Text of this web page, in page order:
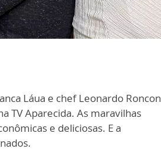
Láua e chef Leonardo Roncon
TV Aparecida. As maravilhas
e deliciosas. E a